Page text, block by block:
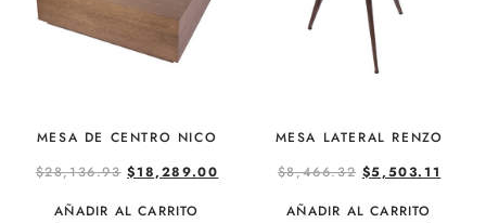
MESA DE CENTRO NICO
$28,136.93 $18,289.00
AÑADIR AL CARRITO
MESA LATERAL RENZO
$8,466.32 $5,503.11
AÑADIR AL CARRITO